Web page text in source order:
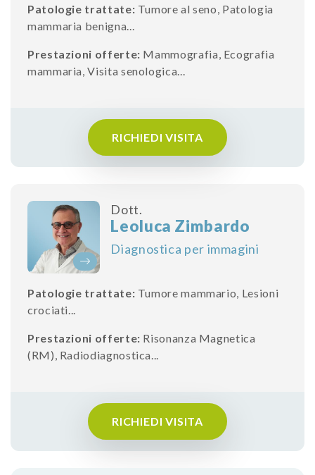
Patologie trattate: Tumore al seno, Patologia
mammaria benigna...
Prestazioni offerte: Mammografia, Ecografia
mammaria,Visita senologica...
RICHIEDI VISITA
Dott.
Leoluca Zimbardo
Diagnostica per immagini
Patologie trattate: Tumore mammario, Lesioni
crociati...
Prestazioni offerte: Risonanza Magnetica
(RM), Radiodiagnostica...
RICHIEDI VISITA